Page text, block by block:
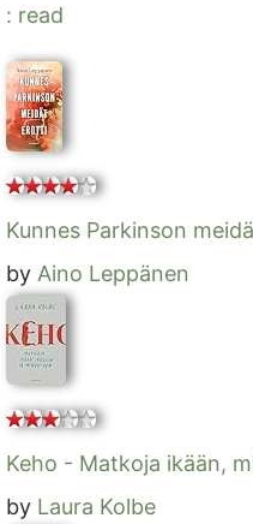
: read
Kunnes Parkinson
by Aino Leppänen
Keho - Matkoja ikään,
by Laura Kolbe